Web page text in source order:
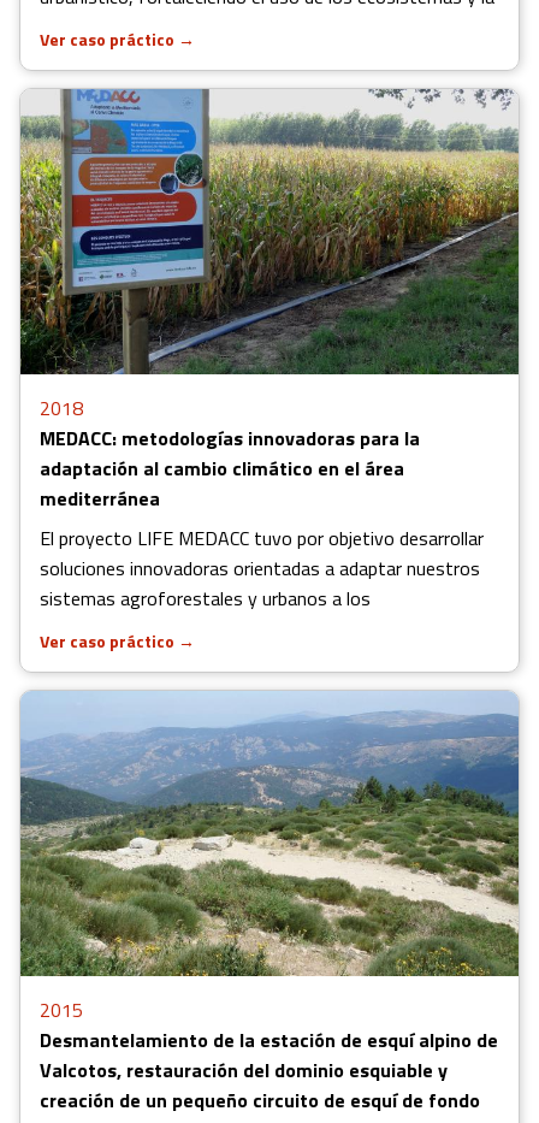
Ver caso práctico →
2018
MEDACC: metodologías innovadoras para la
adaptación al cambio climático en el área
mediterránea
El proyecto LIFE MEDACC tuvo por objetivo desarrollar
soluciones innovadoras orientadas a adaptar nuestros
sistemas agroforestales y urbanos a los
Ver caso práctico →
2015
Desmantelamiento de la estación de esquí alpino de
Valcotos, restauración del dominio esquiable y
creación de un pequeño circuito de esquí de fondo